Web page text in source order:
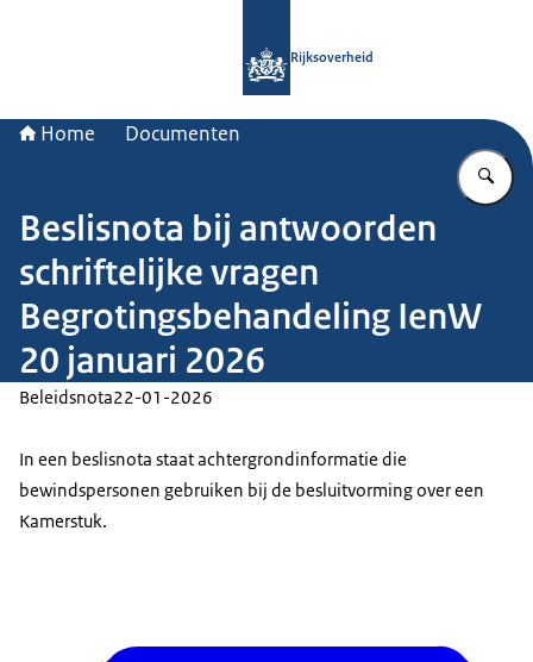
Rijksoverheid
Home Documenten
Beslisnota bij antwoorden
schriftelijke vragen
Begrotingsbehandeling IenW
20 januari 2026
Beleidsnota22-01-2026
In een beslisnota staat achtergrondinformatie die
bewindspersonen gebruiken bij de besluitvorming over een
Kamerstuk.